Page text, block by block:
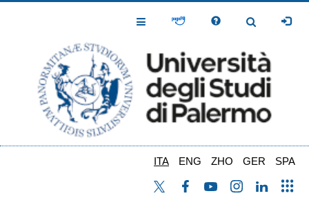
Toggle
Toggle
ITA ENG ZHO GER SPA